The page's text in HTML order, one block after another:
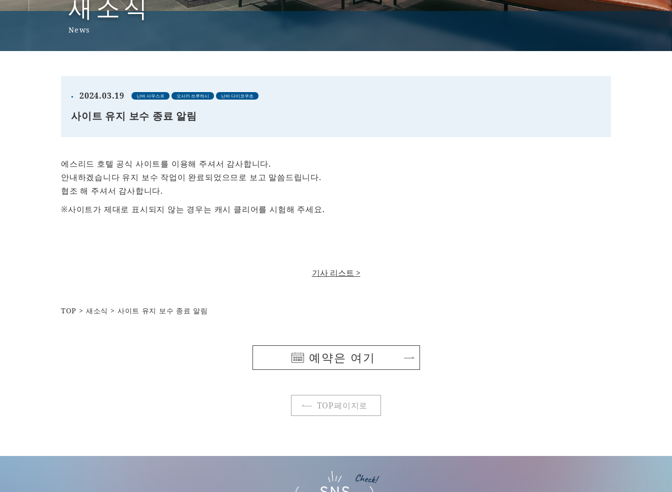
새소식
News
2024.03.19 난바 사우스Ⅲ 오사카 쓰루하시 난바 다이코쿠초
사이트 유지 보수 종료 알림
에스리드 호텔 공식 사이트를 이용해 주셔서 감사합니다.
안내하겠습니다 유지 보수 작업이 완료되었으므로 보고 말씀드립니다.
협조 해 주셔서 감사합니다.
※사이트가 제대로 표시되지 않는 경우는 캐시 클리어를 시험해 주세요.
기사 리스트 >
TOP 새소식 사이트 유지 보수 종료 알림
예약은 여기
TOP페이지로